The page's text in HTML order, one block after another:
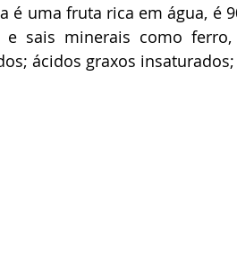
é uma fruta rica em água, é
e sais minerais como
ácidos graxos